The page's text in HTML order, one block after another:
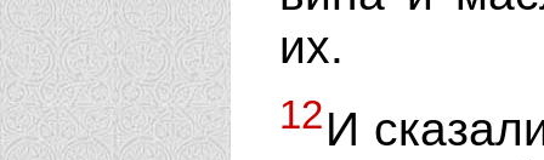
их.
12И